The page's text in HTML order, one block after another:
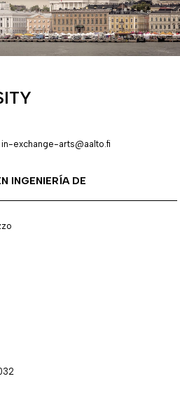
exchange-arts@aalto.fi
INGENIERÍA DE